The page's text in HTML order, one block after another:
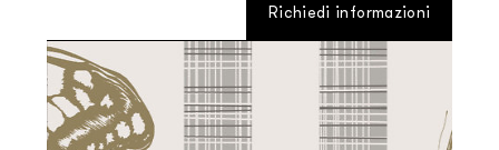
Richiedi informazioni